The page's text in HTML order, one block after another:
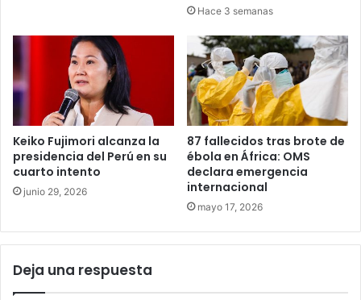
Hace 3 semanas
Keiko Fujimori alcanza la
presidencia del Perú en su
cuarto intento
junio 29, 2026
87 fallecidos tras brote de
ébola en África: OMS
declara emergencia
internacional
mayo 17, 2026
Deja una respuesta